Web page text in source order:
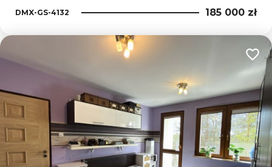
DMX-GS-4132 185 000 zł